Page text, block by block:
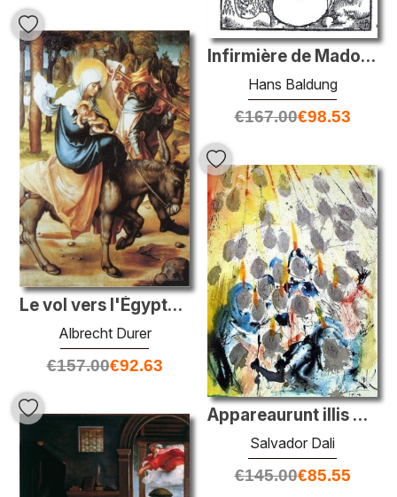
Infirmière de Madonna
Hans Baldung
€167.00€98.53
Le vol vers l'Égypte en bois souple
Albrecht Durer
€157.00€92.63
Appareaurunt illis dispertitae linguae (Actes 1:14)
Salvador Dali
€145.00€85.55